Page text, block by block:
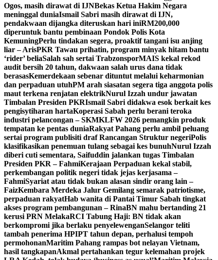
Ogos, masih dirawat di IJNBekas Ketua Hakim Negara
meninggal duniaIsmail Sabri masih dirawat di IJN,
pendakwaan dijangka diteruskan hari iniRM200,000
diperuntuk bantu pembinaan Pondok Polis Kota
KemuningPerlu tindakan segera, proaktif tangani isu anjing
liar – ArisPKR Tawau prihatin, program minyak hitam bantu
‘rider’ beliaSalah sah sertai TrabzonsporMAIS kekal rekod
audit bersih 20 tahun, dakwaan salah urus dana tidak
berasasKemerdekaan sebenar dituntut melalui keharmonian
dan perpaduan utuhPM arah siasatan segera tiga anggota polis
maut terkena renjatan elektrikNurul Izzah undur jawatan
Timbalan Presiden PKRIsmail Sabri didakwa esok berkait kes
pengisytiharan hartaKoperasi Sabah perlu berani teroka
industri pelancongan – SKMKLFW 2026 pemangkin produk
tempatan ke pentas duniaRakyat Pahang perlu ambil peluang
sertai program publisiti draf Rancangan Struktur negeriPolis
klasifikasikan penemuan tulang sebagai kes bunuhNurul Izzah
diberi cuti sementara, Saifuddin jalankan tugas Timbalan
Presiden PKR – FahmiKerajaan Perpaduan kekal stabil,
perkembangan politik negeri tidak jejas kerjasama –
FahmiSyariat atau tidak bukan alasan sindir orang lain –
FaizKembara Merdeka Jalur Gemilang semarak patriotisme,
perpaduan rakyatHab wanita di Pantai Timur Sabah tingkat
akses program pembangunan – RinaBN mahu bertanding 21
kerusi PRN MelakaRCI Tabung Haji: BN tidak akan
berkompromi jika berlaku penyelewenganSelangor teliti
tambah penerima HPIPT tahun depan, perhalusi tempoh
permohonanMaritim Pahang rampas bot nelayan Vietnam,
hasil tangkapanAkmal pertahankan tegur kelemahan projek